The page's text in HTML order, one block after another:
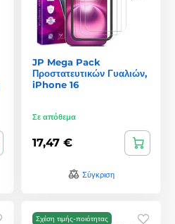
JP Mega Pack
Προστατευτικών Γυαλιών,
iPhone 16
Σε απόθεμα
17,47 €
Σύγκριση
Σχέση τιμής-ποιότητας